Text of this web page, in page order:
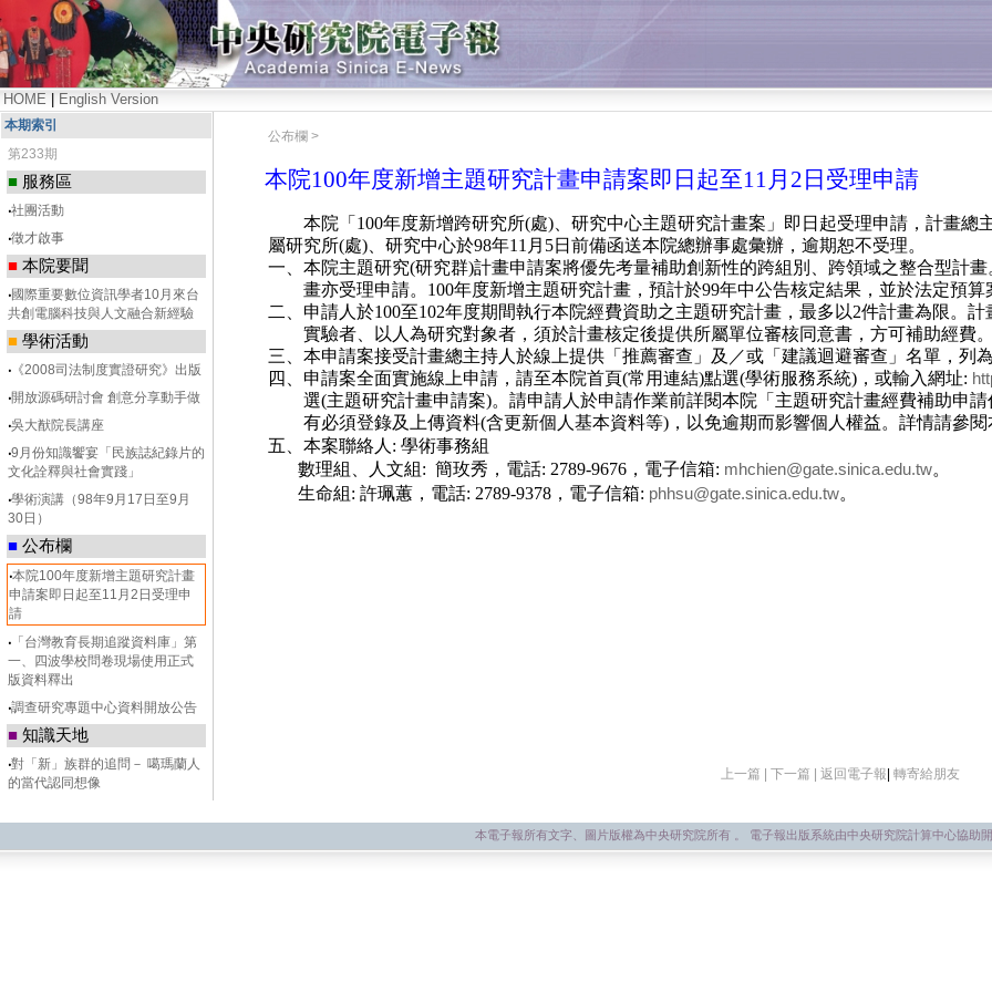
HOME English Version
本期索引
第233期
■ 服務區
‧社團活動
‧徵才啟事
■ 本院要聞
‧國際重要數位資訊學者10月來台
共創電腦科技與人文融合新經驗
■ 學術活動
‧ 《2008司法制度實證研究》出版
‧開放源碼研討會 創意分享動手做
‧吳大猷院長講座
‧9月份知識饗宴「民族誌紀錄片的
文化詮釋與社會實踐」
‧學術演講（98年9月17日至9月
30日）
■ 公布欄
‧本院100年度新增主題研究計畫
申請案即日起至11月2日受理申
請
‧ 「台灣教育長期追蹤資料庫」第
一、四波學校問卷現場使用正式
版資料釋出
‧調查研究專題中心資料開放公告
■ 知識天地
‧對「新」族群的追問－ 噶瑪蘭人
的當代認同想像
公布欄 >
本院100年度新增主題研究計畫申請案即日起至11月2日受理申請
本院「 100年度新增跨研究所(處) 、研究中心主題研究計畫案」即日起受理申請，計畫總
屬研究所(處) 、研究中心於98年11 月 5日 前備函送本院總辦事處彙辦，逾期恕不受理。
一、本院主題研究(研究群)計畫申請案將優先考量補助創新性的跨組別、跨領域之整合型計
畫亦受理申請。 100年度新增主題研究計畫，預計於99年中公告核定結果，並於法定預算
二、申請人於100至102年度期間執行本院經費資助之主題研究計畫，最多以2件計畫為限。計
實驗者、以人為研究對象者，須於計畫核定後提供所屬單位審核同意書，方可補助經費
三、本申請案接受計畫總主持人於線上提供「推薦審查」及／或「建議迴避審查」名單，列
四、申請案全面實施線上申請，請至本院首頁(常用連結)點選(學術服務系統) ，或輸入網址:
選(主題研究計畫申請案)。請申請人於申請作業前詳閱本院「主題研究計畫經費補助申
有必須登錄及上傳資料(含更新個人基本資料等) ，以免逾期而影響個人權益。詳情請參閱
五、本案聯絡人 : 學術事務組
數理組、人文組: 簡玫秀，電話: 2789-9676，電子信箱: mhchien@gate.sinica.edu.tw。
生命組: 許珮蕙，電話: 2789-9378，電子信箱: phhsu@gate.sinica.edu.tw。
上一篇 | 下一篇 | 返回電子報 轉寄給朋友
本電子報所有文字、圖片版權為中央研究院所有 。 電子報出版系統由中央研究院計算中心協助